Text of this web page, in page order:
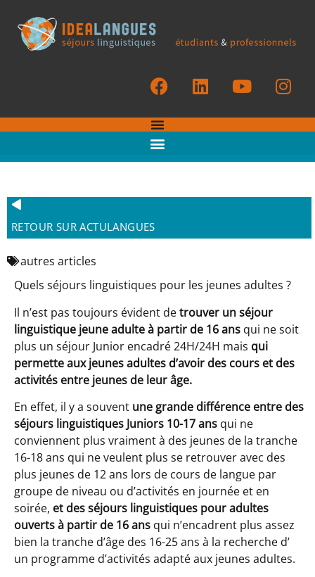
RETOUR SUR ACTULANGUES
autres articles
Quels séjours linguistiques pour les jeunes adultes ?
Il n’est pas toujours évident detrouver un séjour
linguistique jeune adulte à partir de 16 ans qui ne soit
plus un séjour Junior encadré 24H/24H mais qui
permette aux jeunes adultes d’avoir des cours et des
activités entre jeunes de leur âge.
En effet, il y a souvent une grande différence entre des
séjours linguistiques Juniors 10-17 ans qui ne
conviennent plus vraiment à des jeunes de la tranche
16-18 ans qui ne veulent plus se retrouver avec des
plus jeunes de 12 ans lors de cours de langue par
groupe de niveau ou d’activités en journée et en
soirée, et des séjours linguistiques pour adultes
ouverts à partir de 16 ans qui n’encadrent plus assez
bien la tranche d’âge des 16-25 ans à la recherche d’
un programme d’activités adapté aux jeunes adultes.